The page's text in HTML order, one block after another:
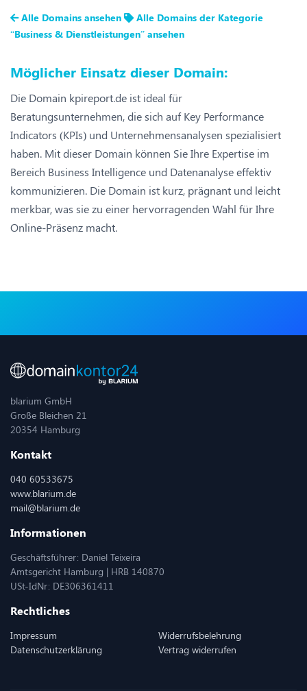
Alle Domains ansehen
Alle Domains der Kategorie
“Business & Dienstleistungen” ansehen
Möglicher Einsatz dieser Domain:
Die Domain kpireport.de ist ideal für
Beratungsunternehmen, die sich auf Key Performance
Indicators (KPIs) und Unternehmensanalysen spezialisiert
haben. Mit dieser Domain können Sie Ihre Expertise im
Bereich Business Intelligence und Datenanalyse effektiv
kommunizieren. Die Domain ist kurz, prägnant und leicht
merkbar, was sie zu einer hervorragenden Wahl für Ihre
Online-Präsenz macht.
blarium GmbH
Große Bleichen 21
20354 Hamburg
Kontakt
040 60533675
www.blarium.de
mail@blarium.de
Informationen
Geschäftsführer: Daniel Teixeira
Amtsgericht Hamburg | HRB 140870
USt-IdNr: DE306361411
Rechtliches
Impressum
Datenschutzerklärung
Widerrufsbelehrung
Vertrag widerrufen